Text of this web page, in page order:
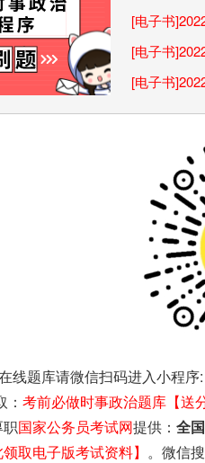
巧
[电子书
[电子书
[电子书
线题库请微信扫码进入小程序:
考前必做时事政治题库【送
国家公务员考试网提供： 全
领取电子版考试资料】 。微信